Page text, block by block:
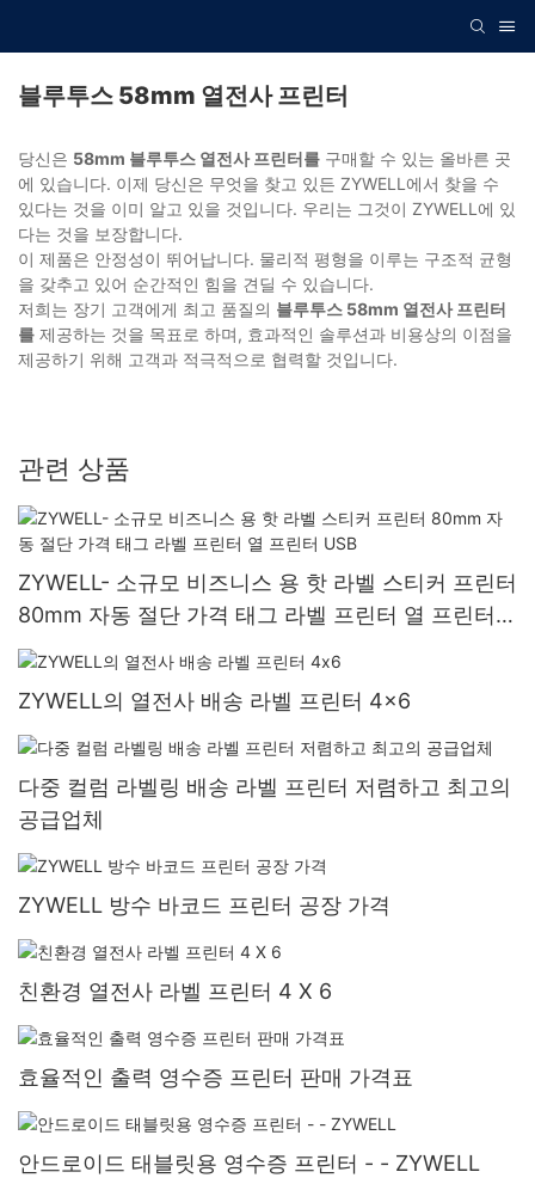
블루투스 58mm 열전사 프린터
당신은 58mm 블루투스 열전사 프린터를 구매할 수 있는 올바른 곳
에 있습니다. 이제 당신은 무엇을 찾고 있든 ZYWELL에서 찾을 수
있다는 것을 이미 알고 있을 것입니다. 우리는 그것이 ZYWELL에 있
다는 것을 보장합니다.
이 제품은 안정성이 뛰어납니다. 물리적 평형을 이루는 구조적 균형
을 갖추고 있어 순간적인 힘을 견딜 수 있습니다.
저희는 장기 고객에게 최고 품질의 블루투스 58mm 열전사 프린터
를 제공하는 것을 목표로 하며, 효과적인 솔루션과 비용상의 이점을
제공하기 위해 고객과 적극적으로 협력할 것입니다.
관련 상품
ZYWELL- 소규모 비즈니스 용 핫 라벨 스티커 프린터
80mm 자동 절단 가격 태그 라벨 프린터 열 프린터
USB
ZYWELL의 열전사 배송 라벨 프린터 4x6
다중 컬럼 라벨링 배송 라벨 프린터 저렴하고 최고의
공급업체
ZYWELL 방수 바코드 프린터 공장 가격
친환경 열전사 라벨 프린터 4 X 6
효율적인 출력 영수증 프린터 판매 가격표
안드로이드 태블릿용 영수증 프린터 - - ZYWELL